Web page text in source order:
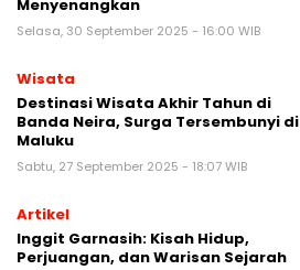
Menyenangkan
Selasa, 30 September 2025 - 16:00 WIB
Wisata
Destinasi Wisata Akhir Tahun di
Banda Neira, Surga Tersembunyi di
Maluku
Sabtu, 27 September 2025 - 18:07 WIB
Artikel
Inggit Garnasih: Kisah Hidup,
Perjuangan, dan Warisan Sejarah